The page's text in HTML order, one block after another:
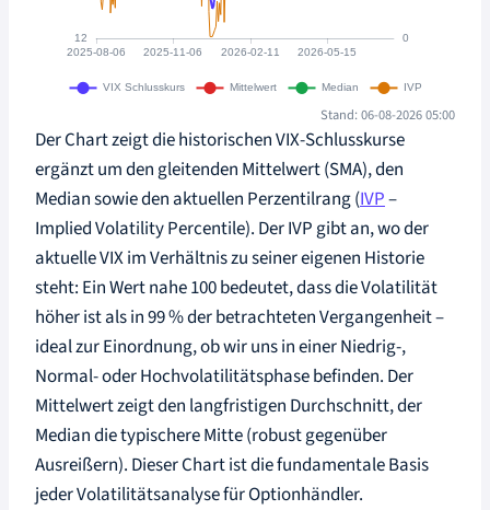
Stand: 06-08-2026 05:00
Der Chart zeigt die historischen VIX-Schlusskurse
ergänzt um den gleitenden Mittelwert (SMA), den
Median sowie den aktuellen Perzentilrang (IVP–
Implied Volatility Percentile). Der IVP gibt an, wo der
aktuelle VIX im Verhältnis zu seiner eigenen Historie
steht: Ein Wert nahe 100 bedeutet, dass die Volatilität
höher ist als in 99 % der betrachteten Vergangenheit –
ideal zur Einordnung, ob wir uns in einer Niedrig-,
Normal- oder Hochvolatilitätsphase befinden. Der
Mittelwert zeigt den langfristigen Durchschnitt, der
Median die typischere Mitte (robust gegenüber
Ausreißern). Dieser Chart ist die fundamentale Basis
jeder Volatilitätsanalyse für Optionhändler.